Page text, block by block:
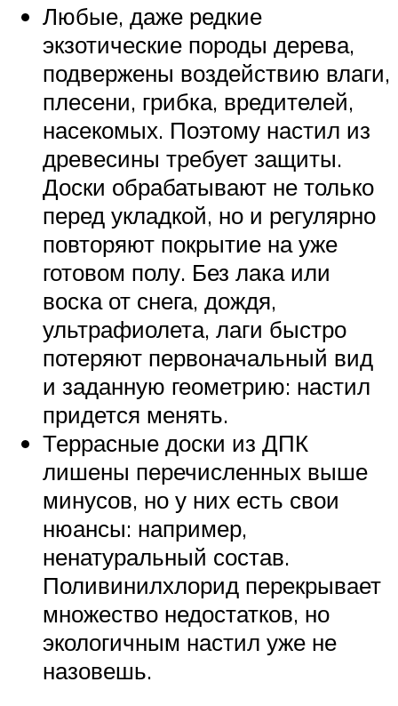
Любые, даже редкие
экзотические породы дерева,
подвержены воздействию влаги,
плесени, грибка, вредителей,
насекомых. Поэтому настил из
древесины требует защиты.
Доски обрабатывают не только
перед укладкой, но и регулярно
повторяют покрытие на уже
готовом полу. Без лака или
воска от снега, дождя,
ультрафиолета, лаги быстро
потеряют первоначальный вид
и заданную геометрию: настил
придется менять.
Террасные доски из ДПК
лишены перечисленных выше
минусов, но у них есть свои
нюансы: например,
ненатуральный состав.
Поливинилхлорид перекрывает
множество недостатков, но
экологичным настил уже не
назовешь.